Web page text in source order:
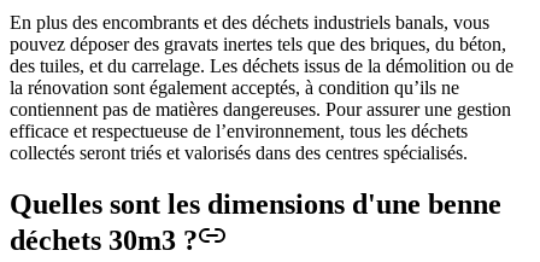
En plus des encombrants et des déchets industriels banals, vous
pouvez déposer des gravats inertes tels que des briques, du béton,
des tuiles, et du carrelage. Les déchets issus de la démolition ou de
la rénovation sont également acceptés, à condition qu’ils ne
contiennent pas de matières dangereuses. Pour assurer une gestion
efficace et respectueuse de l’environnement, tous les déchets
collectés seront triés et valorisés dans des centres spécialisés.
Quelles sont les dimensions d'une benne
déchets 30m3 ?